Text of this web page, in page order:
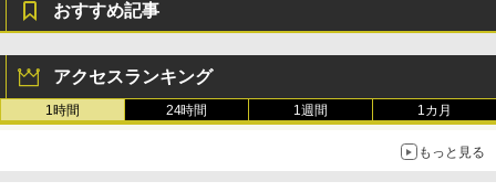
おすすめ記事
アクセスランキング
1時間 24時間 1週間 1カ月
もっと見る